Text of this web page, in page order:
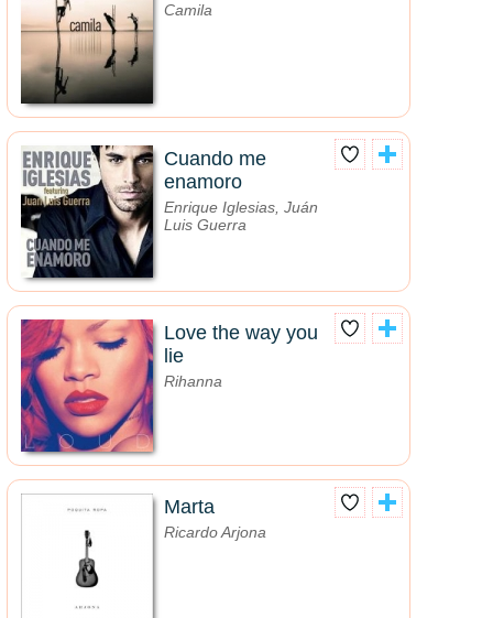
Camila
Cuando me
enamoro
Enrique Iglesias, Juán
Luis Guerra
Love the way you
lie
Rihanna
Marta
Ricardo Arjona